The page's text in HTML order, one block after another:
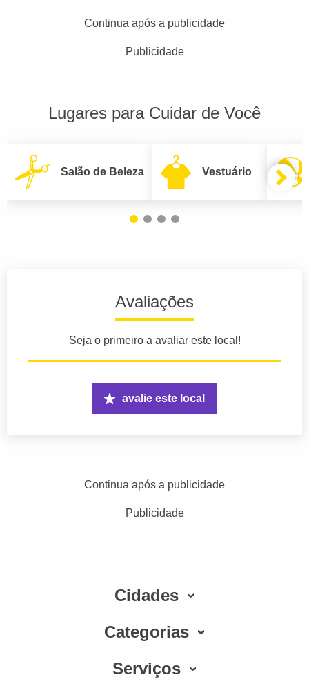
Continua após a publicidade
Publicidade
Lugares para Cuidar de Você
Salão de Beleza Vestuário
Avaliações
Seja o primeiro a avaliar este local!
avalie este local
Continua após a publicidade
Publicidade
Cidades
Categorias
Serviços